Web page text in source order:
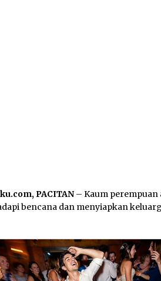
PACITAN – Kaum
bencana dan menyiapkan